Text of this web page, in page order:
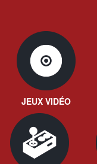
JEUX VIDÉO